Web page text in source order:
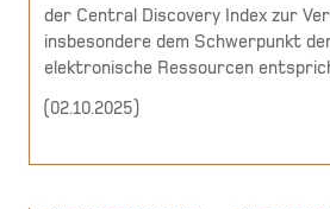
der Central Discovery Index zur
insbesondere dem Schwerpunkt
elektronische Ressourcen
( 02.10.2025)